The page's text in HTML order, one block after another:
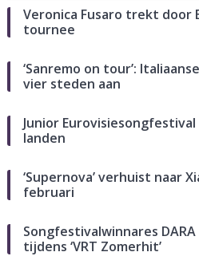
Veronica Fusaro trekt door
tournee
‘Sanremo on tour’:
vier steden aan
Junior
landen
‘Supernova’ verhuist naar
februari
Songfestivalwinnares
tijdens ‘VRT Zomerhit’